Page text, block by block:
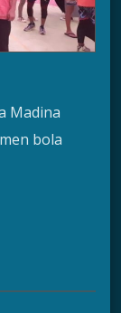
Madina
bola